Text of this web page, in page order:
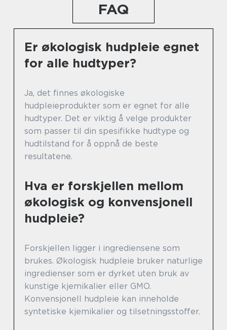
FAQ
Er økologisk hudpleie egnet
for alle hudtyper?
Ja, det finnes økologiske
hudpleieprodukter som er egnet for alle
hudtyper. Det er viktig å velge produkter
som passer til din spesifikke hudtype og
hudtilstand for å oppnå de beste
resultatene.
Hva er forskjellen mellom
økologisk og konvensjonell
hudpleie?
Forskjellen ligger i ingrediensene som
brukes. Økologisk hudpleie bruker naturlige
ingredienser som er dyrket uten bruk av
kunstige kjemikalier eller GMO.
Konvensjonell hudpleie kan inneholde
syntetiske kjemikalier og tilsetningsstoffer.